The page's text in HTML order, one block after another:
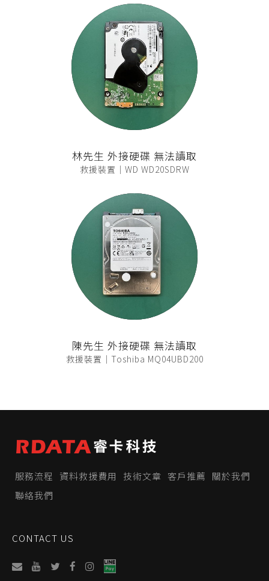
林先生 外接硬碟 無法讀取
救援裝置｜WD WD20SDRW
陳先生 外接硬碟 無法讀取
救援裝置｜Toshiba MQ04UBD200
服務流程 資料救援費用 技術文章 客戶推薦
關於我們
聯絡我們
CONTACT US